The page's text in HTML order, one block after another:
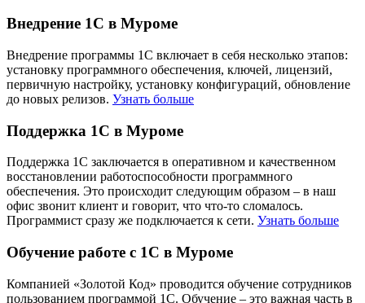
Внедрение 1С в Муроме
Внедрение программы 1С включает в себя несколько этапов:
установку программного обеспечения, ключей, лицензий,
первичную настройку, установку конфигураций, обновление
до новых релизов. Узнать больше
Поддержка 1С в Муроме
Поддержка 1С заключается в оперативном и качественном
восстановлении работоспособности программного
обеспечения. Это происходит следующим образом – в наш
офис звонит клиент и говорит, что что-то сломалось.
Программист сразу же подключается к сети. Узнать больше
Обучение работе с 1С в Муроме
Компанией «Золотой Код» проводится обучение сотрудников
пользованием программой 1С. Обучение – это важная часть в